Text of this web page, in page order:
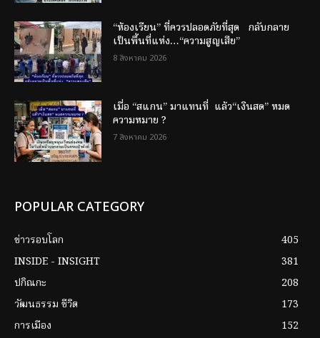
“ห้องเรียน” ที่ควรปลอดภัยที่สุด กลับกลาย
เป็นพื้นที่แห่ง…“ความสูญเสีย”
8 สิงหาคม 2026
เมื่อ “สแกน” มาแทนที่ แล้ว“เงินสด” หมด
ความหมาย ?
7 สิงหาคม 2026
POPULAR CATEGORY
ข่าวรอบโลก
405
INSIDE - INSIGHT
381
ปกิณกะ
208
วัฒนธรรม ชีวิต
173
การเมือง
152